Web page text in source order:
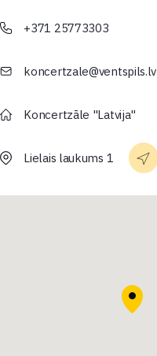
+371 25773303
koncertzale@ventspils.lv
Koncertzāle "Latvija"
Lielais laukums 1